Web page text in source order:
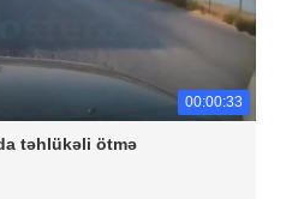
00:00:33
təhlükəli ötmə